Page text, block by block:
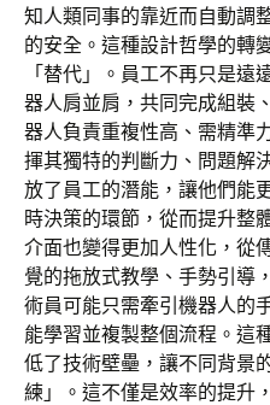
知人類同事的靠近而自動調
的安全。這種設計哲學的轉
「替代」。員工不再只是
器人肩並肩，共同完成組裝
器人負責重複性高、需精準
揮其獨特的判斷力、問題解
放了員工的潛能，讓他們能
時決策的環節，從而提升整
介面也變得更加人性化，從
覺的拖放式教學、手勢引導
術員可能只需牽引機器人的
能學習並複製整個流程。這
低了技術壁壘，讓不同背景
練」。這不僅是效率的提升